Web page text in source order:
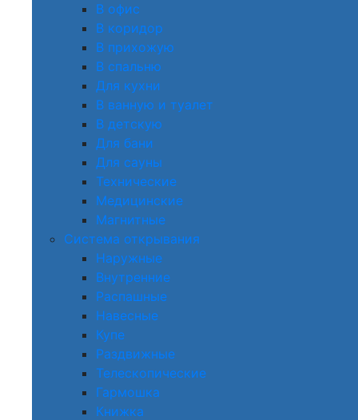
В офис
В коридор
В прихожую
В спальню
Для кухни
В ванную и туалет
В детскую
Для бани
Для сауны
Технические
Медицинские
Магнитные
Система открывания
Наружные
Внутренние
Распашные
Навесные
Купе
Раздвижные
Телескопические
Гармошка
Книжка